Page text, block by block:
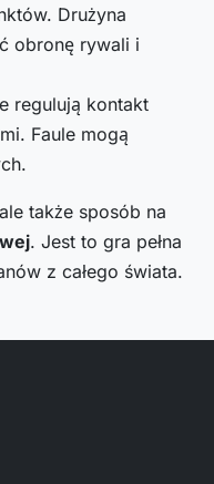
Drużyna
obronę rywali i
regulują kontakt
Faule mogą
także sposób na
. Jest to gra pełna
z całego świata.